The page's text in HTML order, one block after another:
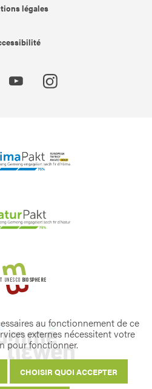
légales
au fonctionnement de ce
externes nécessitent votre
pour fonctionner.
CHOISIR QUOI ACCEPTER